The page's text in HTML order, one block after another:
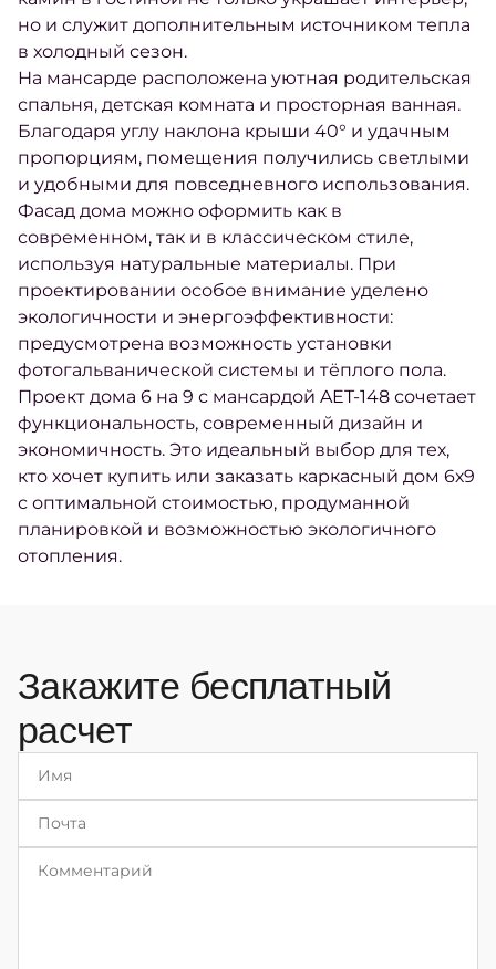
но и служит дополнительным источником тепла
в холодный сезон.
На мансарде расположена уютная родительская
спальня, детская комната и просторная ванная.
Благодаря углу наклона крыши 40° и удачным
пропорциям, помещения получились светлыми
и удобными для повседневного использования.
Фасад дома можно оформить как в
современном, так и в классическом стиле,
используя натуральные материалы. При
проектировании особое внимание уделено
экологичности и энергоэффективности:
предусмотрена возможность установки
фотогальванической системы и тёплого пола.
Проект дома 6 на 9 с мансардой AET-148 сочетает
функциональность, современный дизайн и
экономичность. Это идеальный выбор для тех,
кто хочет купить или заказать каркасный дом 6х9
с оптимальной стоимостью, продуманной
планировкой и возможностью экологичного
отопления.
Закажите бесплатный
расчет